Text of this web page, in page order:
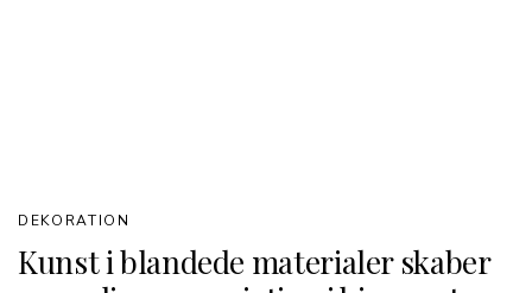
Kunst i blandede materialer skaber
DEKORATION